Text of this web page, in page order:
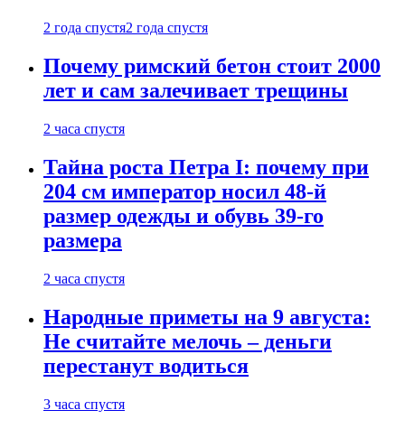
2 года спустя2 года спустя
Почему римский бетон стоит 2000
лет и сам залечивает трещины
2 часа спустя
Тайна роста Петра I: почему при
204 см император носил 48-й
размер одежды и обувь 39-го
размера
2 часа спустя
Народные приметы на 9 августа:
Не считайте мелочь – деньги
перестанут водиться
3 часа спустя